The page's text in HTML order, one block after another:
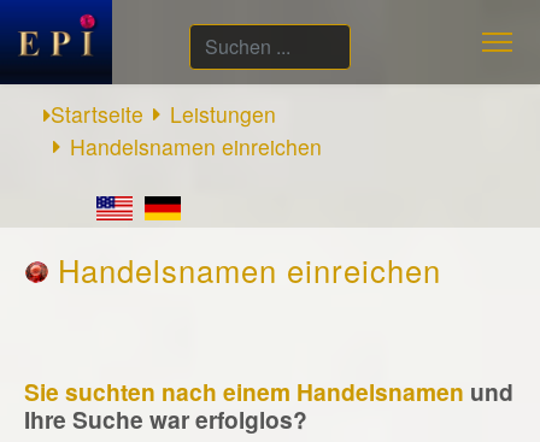
Suchen
...
Startseite
Leistungen
Handelsnamen einreichen
Handelsnamen einreichen
Sie suchten nach einem Handelsnamen und
Ihre Suche war erfolglos?